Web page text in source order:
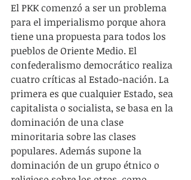
El PKK comenzó a ser un problema
para el imperialismo porque ahora
tiene una propuesta para todos los
pueblos de Oriente Medio. El
confederalismo democrático realiza
cuatro críticas al Estado-nación. La
primera es que cualquier Estado, sea
capitalista o socialista, se basa en la
dominación de una clase
minoritaria sobre las clases
populares. Además supone la
dominación de un grupo étnico o